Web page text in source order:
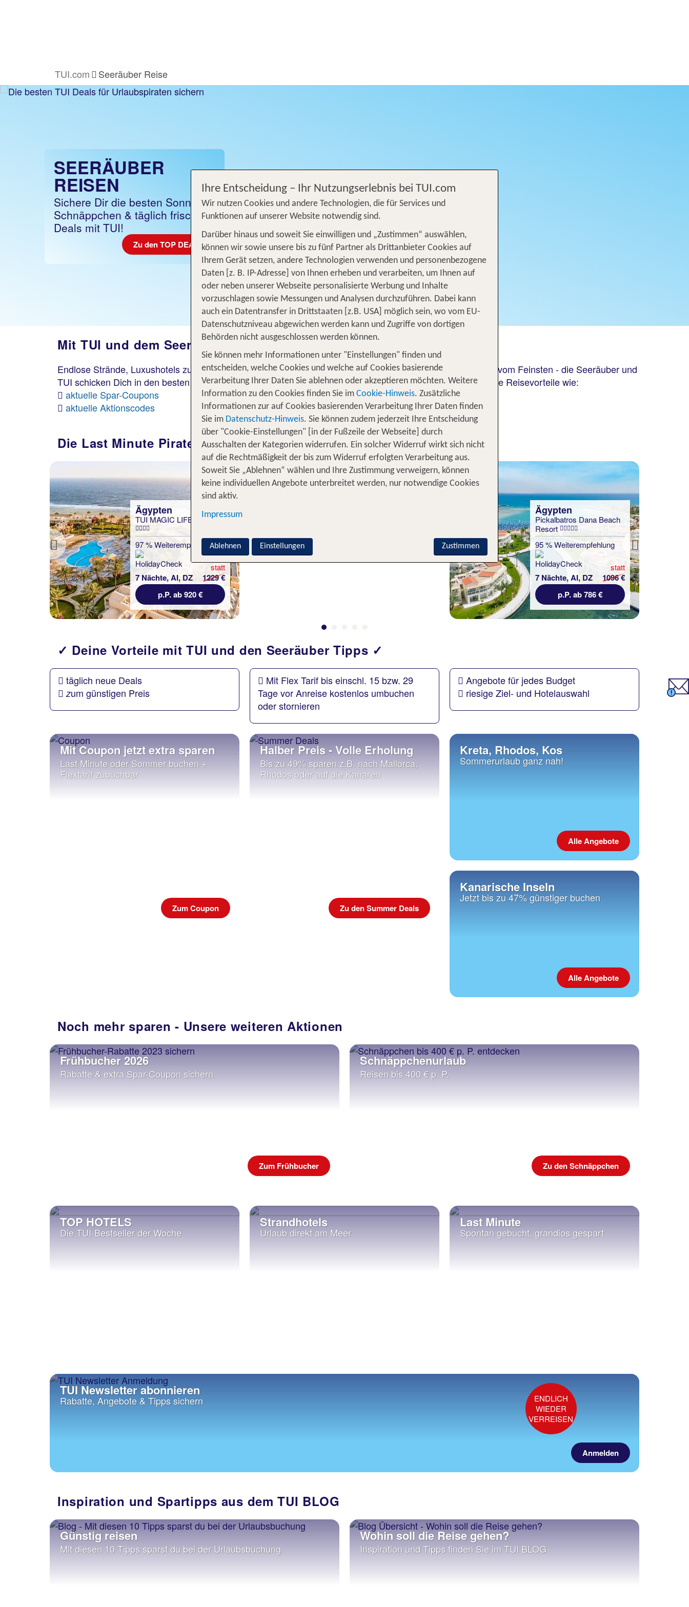
TUI.com Seeräuber Reise
SEERÄUBER
REISEN
Sichere Dir die besten Sonnen-
Schnäppchen & täglich frische
Deals mit TUI!
Zu den TOP DEALS
Mit TUI und dem Seeräuber Tipps den besten Urlaub buchen
Endlose Strände, Luxushotels zum Schnäppchenpreis, handverlesene Hotels direkt am Strand und Service vom Feinsten - die Seeräuber und
TUI schicken Dich in den besten Urlaub aller Zeiten. Sichere Dir unschlagbare Deals, Schnäppchen und viele Reisevorteile wie:
aktuelle Spar-Coupons
aktuelle Aktionscodes
Die Last Minute Piraten-Schnäppchen der Woche
Previous
Ägypten
TUI MAGIC LIFE Kalawy
97 % Weiterempfehlung
7 Nächte, AI, DZ
statt
1229 €
p.P. ab 920 €
Ägypten
Pickalbatros Dana Beach
Resort
95 % Weiterempfehlung
7 Nächte, AI, DZ
statt
1096 €
p.P. ab 786 €
Next
✓ Deine Vorteile mit TUI und den Seeräuber Tipps ✓
täglich neue Deals
zum günstigen Preis
Mit Flex Tarif bis einschl. 15 bzw. 29
Tage vor Anreise kostenlos umbuchen
oder stornieren
Angebote für jedes Budget
riesige Ziel- und Hotelauswahl
Mit Coupon jetzt extra sparen
Last Minute oder Sommer buchen +
Flextarif zubuchbar
Zum Coupon
Halber Preis - Volle Erholung
Bis zu 49% sparen z.B. nach Mallorca,
Rhodos oder auf die Kanaren
Zu den Summer Deals
Kreta, Rhodos, Kos
Sommerurlaub ganz nah!
Alle Angebote
Kanarische Inseln
Jetzt bis zu 47% günstiger buchen
Alle Angebote
Noch mehr sparen - Unsere weiteren Aktionen
Frühbucher 2026
Rabatte & extra Spar-Coupon sichern
Zum Frühbucher
Schnäppchenurlaub
Reisen bis 400 € p. P.
Zu den Schnäppchen
TOP HOTELS
Die TUI-Bestseller der Woche
Strandhotels
Urlaub direkt am Meer
Last Minute
Spontan gebucht, grandios gespart
TUI Newsletter abonnieren
Rabatte, Angebote & Tipps sichern
ENDLICH
WIEDER
VERREISEN
Anmelden
Inspiration und Spartipps aus dem TUI BLOG
Günstig reisen
Mit diesen 10 Tipps sparst du bei der Urlaubsbuchung
Wohin soll die Reise gehen?
Inspiration und Tipps finden Sie im TUI BLOG
Ihre Entscheidung – Ihr Nutzungserlebnis bei TUI.com
Wir nutzen Cookies und andere Technologien, die für Services und
Funktionen auf unserer Website notwendig sind.
Darüber hinaus und soweit Sie einwilligen und „Zustimmen“ auswählen,
können wir sowie unsere bis zu fünf Partner als Drittanbieter Cookies auf
Ihrem Gerät setzen, andere Technologien verwenden und personenbezogene
Daten [z. B. IP-Adresse] von Ihnen erheben und verarbeiten, um Ihnen auf
oder neben unserer Webseite personalisierte Werbung und Inhalte
vorzuschlagen sowie Messungen und Analysen durchzuführen. Dabei kann
auch ein Datentransfer in Drittstaaten [z.B. USA] möglich sein, wo vom EU-
Datenschutzniveau abgewichen werden kann und Zugriffe von dortigen
Behörden nicht ausgeschlossen werden können.
Sie können mehr Informationen unter "Einstellungen" finden und
entscheiden, welche Cookies und welche auf Cookies basierende
Verarbeitung Ihrer Daten Sie ablehnen oder akzeptieren möchten. Weitere
Information zu den Cookies finden Sie im Cookie-Hinweis. Zusätzliche
Informationen zur auf Cookies basierenden Verarbeitung Ihrer Daten finden
Sie im Datenschutz-Hinweis. Sie können zudem jederzeit Ihre Entscheidung
über "Cookie-Einstellungen" [in der Fußzeile der Webseite] durch
Ausschalten der Kategorien widerrufen. Ein solcher Widerruf wirkt sich nicht
auf die Rechtmäßigkeit der bis zum Widerruf erfolgten Verarbeitung aus.
Soweit Sie „Ablehnen“ wählen und Ihre Zustimmung verweigern, können
keine individuellen Angebote unterbreitet werden, nur notwendige Cookies
sind aktiv.
Impressum
Zustimmen
Ablehnen Einstellungen